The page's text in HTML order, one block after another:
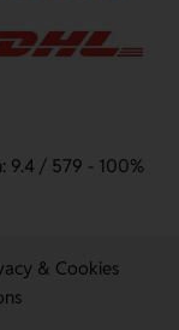
9.4 / 579 - 100%
& Cookies